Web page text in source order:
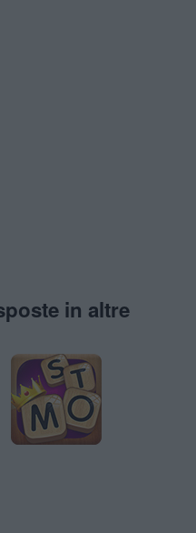
in altre